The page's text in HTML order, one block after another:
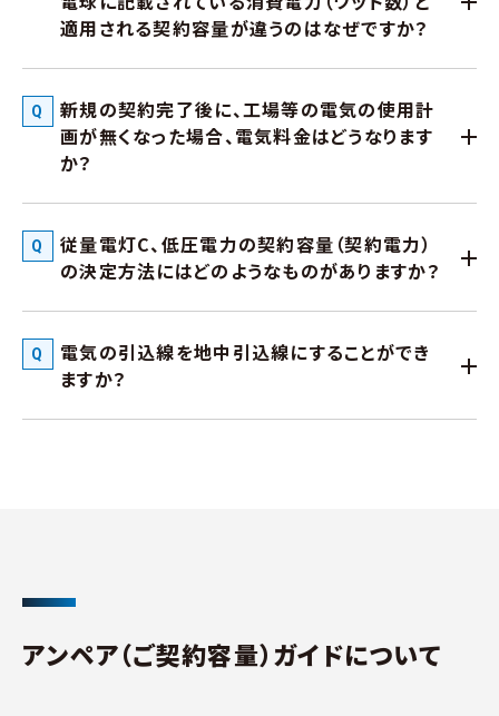
適用される契約容量が違うのはなぜですか？
新規の契約完了後に、工場等の電気の使用計
画が無くなった場合、電気料金はどうなります
か？
従量電灯C、低圧電力の契約容量（契約電力）
の決定方法にはどのようなものがありますか？
電気の引込線を地中引込線にすることができ
ますか？
アンペア（ご契約容量）ガイドについて